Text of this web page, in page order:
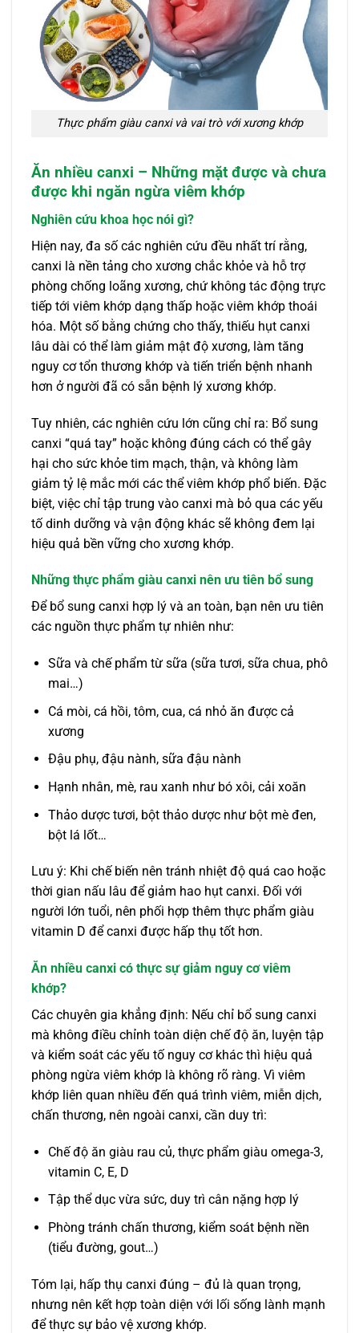
Thực phẩm giàu canxi và vai trò với xương khớp
Ăn nhiều canxi – Những mặt được và chưa
được khi ngăn ngừa viêm khớp
Nghiên cứu khoa học nói gì?
Hiện nay, đa số các nghiên cứu đều nhất trí rằng,
canxi là nền tảng cho xương chắc khỏe và hỗ trợ
phòng chống loãng xương, chứ không tác động trực
tiếp tới viêm khớp dạng thấp hoặc viêm khớp thoái
hóa. Một số bằng chứng cho thấy, thiếu hụt canxi
lâu dài có thể làm giảm mật độ xương, làm tăng
nguy cơ tổn thương khớp và tiến triển bệnh nhanh
hơn ở người đã có sẵn bệnh lý xương khớp.
Tuy nhiên, các nghiên cứu lớn cũng chỉ ra: Bổ sung
canxi “quá tay” hoặc không đúng cách có thể gây
hại cho sức khỏe tim mạch, thận, và không làm
giảm tỷ lệ mắc mới các thể viêm khớp phổ biến. Đặc
biệt, việc chỉ tập trung vào canxi mà bỏ qua các yếu
tố dinh dưỡng và vận động khác sẽ không đem lại
hiệu quả bền vững cho xương khớp.
Những thực phẩm giàu canxi nên ưu tiên bổ sung
Để bổ sung canxi hợp lý và an toàn, bạn nên ưu tiên
các nguồn thực phẩm tự nhiên như:
Sữa và chế phẩm từ sữa (sữa tươi, sữa chua, phô
mai…)
Cá mòi, cá hồi, tôm, cua, cá nhỏ ăn được cả
xương
Đậu phụ, đậu nành, sữa đậu nành
Hạnh nhân, mè, rau xanh như bó xôi, cải xoăn
Thảo dược tươi, bột thảo dược như bột mè đen,
bột lá lốt…
Lưu ý: Khi chế biến nên tránh nhiệt độ quá cao hoặc
thời gian nấu lâu để giảm hao hụt canxi. Đối với
người lớn tuổi, nên phối hợp thêm thực phẩm giàu
vitamin D để canxi được hấp thụ tốt hơn.
Ăn nhiều canxi có thực sự giảm nguy cơ viêm
khớp?
Các chuyên gia khẳng định: Nếu chỉ bổ sung canxi
mà không điều chỉnh toàn diện chế độ ăn, luyện tập
và kiểm soát các yếu tố nguy cơ khác thì hiệu quả
phòng ngừa viêm khớp là không rõ ràng. Vì viêm
khớp liên quan nhiều đến quá trình viêm, miễn dịch,
chấn thương, nên ngoài canxi, cần duy trì:
Chế độ ăn giàu rau củ, thực phẩm giàu omega-3,
vitamin C, E, D
Tập thể dục vừa sức, duy trì cân nặng hợp lý
Phòng tránh chấn thương, kiểm soát bệnh nền
(tiểu đường, gout…)
Tóm lại, hấp thụ canxi đúng – đủ là quan trọng,
nhưng nên kết hợp toàn diện với lối sống lành mạnh
để thực sự bảo vệ xương khớp.